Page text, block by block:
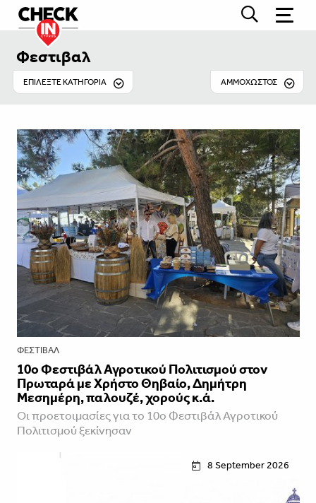
Φεστιβαλ
EΠΙΛΕΞΤΕ ΚΑΤΗΓΟΡΙΑ ΑΜΜΌΧΩΣΤΟΣ
ΦΕΣΤΙΒΑΛ
10ο Φεστιβάλ Αγροτικού Πολιτισμού στον
Πρωταρά με Χρήστο Θηβαίο, Δημήτρη
Μεσημέρη, παλουζέ, χορούς κ.ά.
Οι προετοιμασίες για το 10ο Φεστιβάλ Αγροτικού
Πολιτισμού ξεκίνησαν
8 September 2026